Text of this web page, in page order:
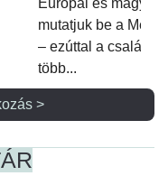
Európai és magyar
mutatjuk be a
– ezúttal a családi
több...
>